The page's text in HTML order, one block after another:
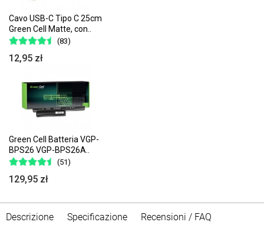
Cavo USB-C Tipo C 25cm
Green Cell Matte, con..
(83)
12,95 zł
Green Cell Batteria VGP-
BPS26 VGP-BPS26A..
(51)
129,95 zł
Descrizione Specificazione Recensioni / FAQ